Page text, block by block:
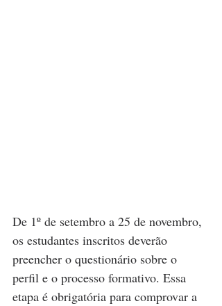
De 1º de setembro a 25 de novembro,
os estudantes inscritos deverão
preencher o questionário sobre o
perfil e o processo formativo. Essa
etapa é obrigatória para comprovar a